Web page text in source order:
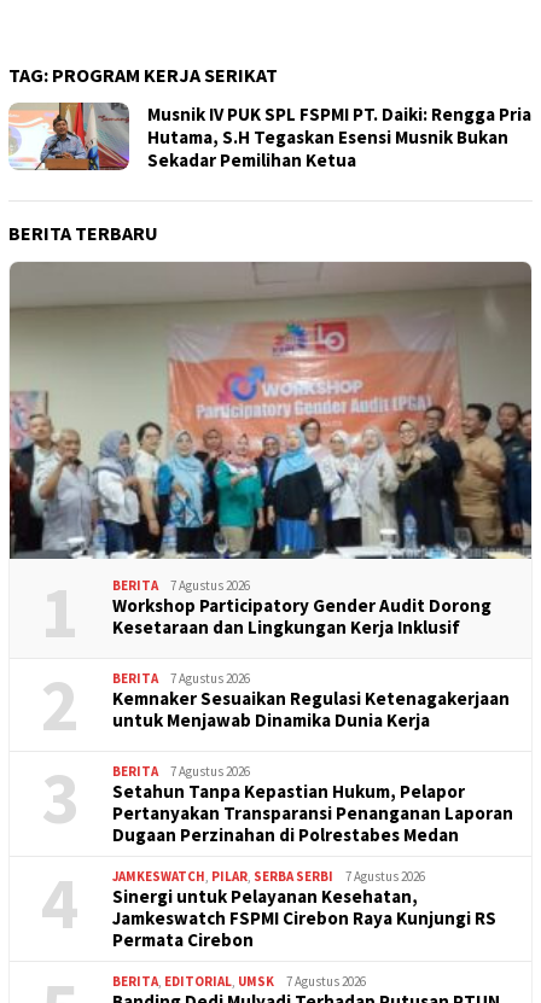
TAG: PROGRAM KERJA SERIKAT
Musnik IV PUK SPL FSPMI PT. Daiki: Rengga Pria
Hutama, S.H Tegaskan Esensi Musnik Bukan
Sekadar Pemilihan Ketua
BERITA TERBARU
1 BERITA 7 Agustus 2026
Workshop Participatory Gender Audit Dorong
Kesetaraan dan Lingkungan Kerja Inklusif
2 BERITA 7 Agustus 2026
Kemnaker Sesuaikan Regulasi Ketenagakerjaan
untuk Menjawab Dinamika Dunia Kerja
3 BERITA 7 Agustus 2026
Setahun Tanpa Kepastian Hukum, Pelapor
Pertanyakan Transparansi Penanganan Laporan
Dugaan Perzinahan di Polrestabes Medan
4 JAMKESWATCH, PILAR, SERBA SERBI 7 Agustus 2026
Sinergi untuk Pelayanan Kesehatan,
Jamkeswatch FSPMI Cirebon Raya Kunjungi RS
Permata Cirebon
BERITA, EDITORIAL, UMSK 7 Agustus 2026